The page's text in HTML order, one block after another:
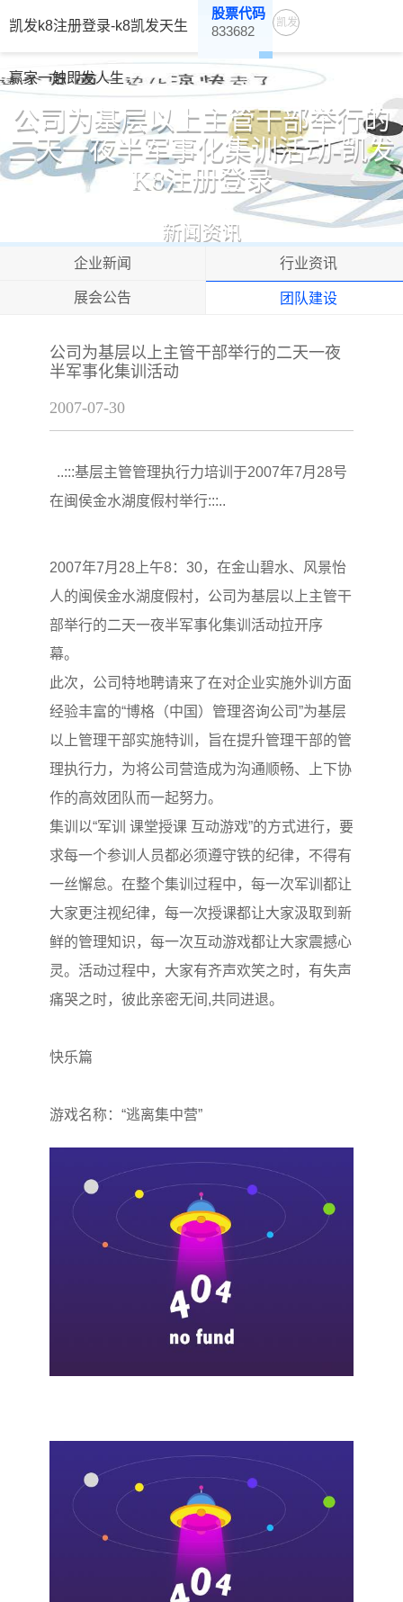
凯发k8注册登录-k8凯发天生
赢家一触即发人生
股票代码
833682
凯发
册登
K8凯
发天
家一
触即
公司为基层以上主管干部举行的
二天一夜半军事化集训活动-凯发
K8注册登录
新闻资讯
企业新闻 行业资讯
展会公告 团队建设
公司为基层以上主管干部举行的二天一夜
半军事化集训活动
2007-07-30
..:::基层主管管理执行力培训于2007年7月28号
在闽侯金水湖度假村举行:::..
2007年7月28上午8：30，在金山碧水、风景怡
人的闽侯金水湖度假村，公司为基层以上主管干
部举行的二天一夜半军事化集训活动拉开序
幕。
此次，公司特地聘请来了在对企业实施外训方面
经验丰富的“博格（中国）管理咨询公司”为基层
以上管理干部实施特训，旨在提升管理干部的管
理执行力，为将公司营造成为沟通顺畅、上下协
作的高效团队而一起努力。
集训以“军训 课堂授课 互动游戏”的方式进行，要
求每一个参训人员都必须遵守铁的纪律，不得有
一丝懈怠。在整个集训过程中，每一次军训都让
大家更注视纪律，每一次授课都让大家汲取到新
鲜的管理知识，每一次互动游戏都让大家震撼心
灵。活动过程中，大家有齐声欢笑之时，有失声
痛哭之时，彼此亲密无间,共同进退。
快乐篇
游戏名称：“逃离集中营”